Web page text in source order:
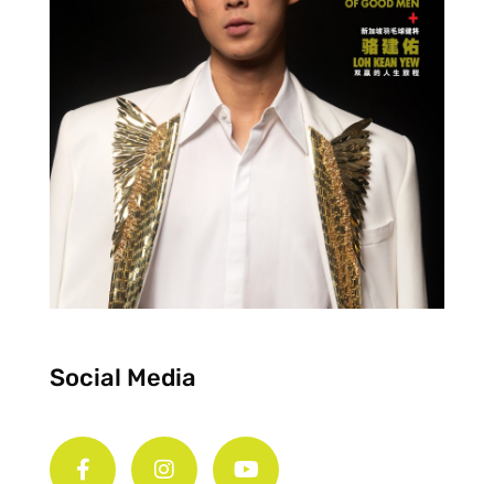
Social Media
a
c
n
s
o
u